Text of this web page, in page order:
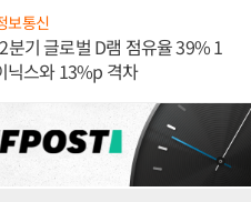
보통신
분기 글로벌 D램 점유율 39% 1
닉스와 13%p 격차